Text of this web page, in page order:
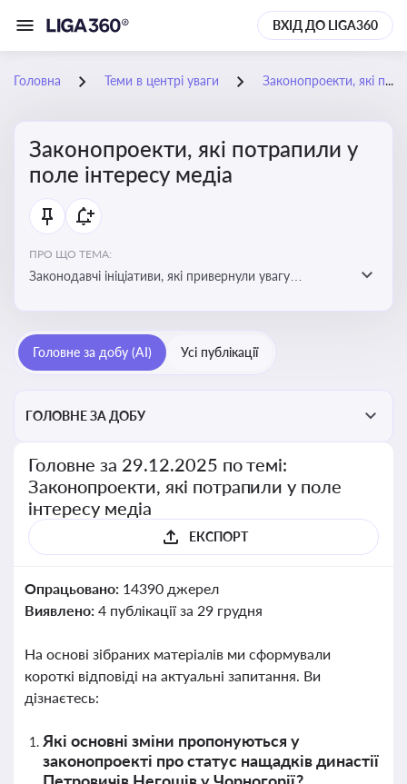
ВХІД ДО LIGA360
Головна Теми в центрі уваги Законопроекти, які потрапили у поле інтересу медіа
Законопроекти, які потрапили у
поле інтересу медіа
ПРО ЩО ТЕМА:
Законодавчі ініціативи, які привернули увагу
прийняття цих проектів пишуть в медіа. Які проекти
викликають найбільше критики
Головне за добу (AI) Усі публікації
ГОЛОВНЕ ЗА ДОБУ
Головне за 29.12.2025 по темі:
Законопроекти, які потрапили у поле
інтересу медіа
ЕКСПОРТ
Опрацьовано: 14390 джерел
Виявлено: 4 публікації за 29 грудня
На основі зібраних матеріалів ми сформували
короткі відповіді на актуальні запитання. Ви
дізнаєтесь:
Які основні зміни пропонуються у
законопроекті про статус нащадків династії